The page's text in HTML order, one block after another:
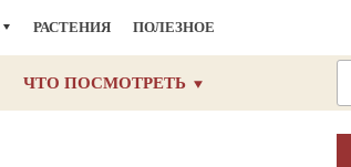
РАСТЕНИЯ ПОЛЕЗНОЕ
ЧТО ПОСМОТРЕТЬ